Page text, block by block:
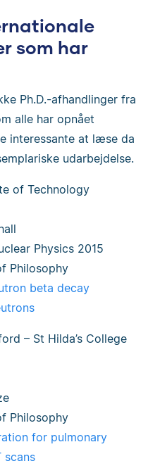
som har
Ph.D.-afhandlinger fra
alle har opnået
interessante at læse da
udarbejdelse.
of Technology
Physics 2015
Philosophy
beta decay
– St Hilda’s College
Philosophy
for pulmonary
scans